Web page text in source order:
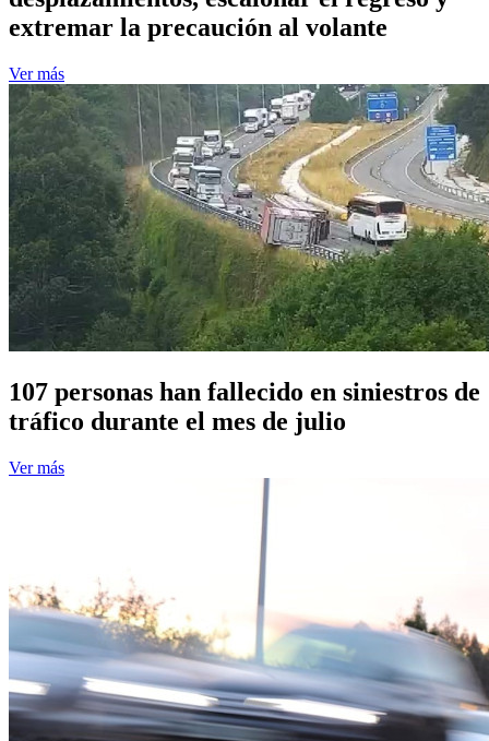
extremar la precaución al volante
Ver más
107 personas han fallecido en siniestros de
tráfico durante el mes de julio
Ver más